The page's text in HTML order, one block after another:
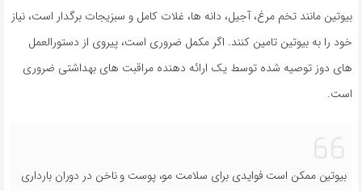
بیوتین مانند تخم مرغ، آجیل، دانه ها، غلات کامل و سبزیجات برگدار است، نیاز
خود را به بیوتین تامین کنند. اگر مکمل ضروری است، پیروی از دستورالعمل
های دوز توصیه شده توسط یک ارائه دهنده مراقبت های بهداشتی ضروری
است.
بیوتین ممکن است فوایدی برای سلامت مو، پوست و ناخن در دوران بارداری